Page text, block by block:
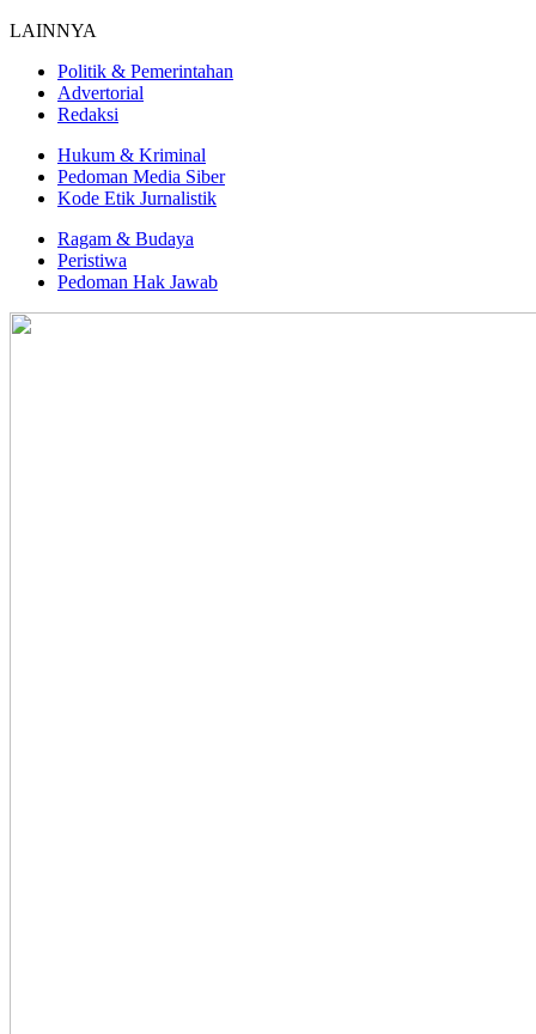
LAINNYA
Politik & Pemerintahan
Advertorial
Redaksi
Hukum & Kriminal
Pedoman Media Siber
Kode Etik Jurnalistik
Ragam & Budaya
Peristiwa
Pedoman Hak Jawab